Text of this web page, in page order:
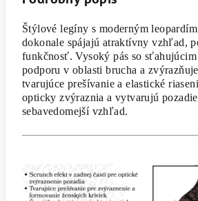
Štýlové legíny s moderným
dokonale spájajú atraktívny vzhľad,
funkčnosť. Vysoký pás so
podporu v oblasti brucha a
tvarujúce prešívanie a elastické
opticky zvýraznia a vytvarujú pozadie
sebavedomejší vzhľad.